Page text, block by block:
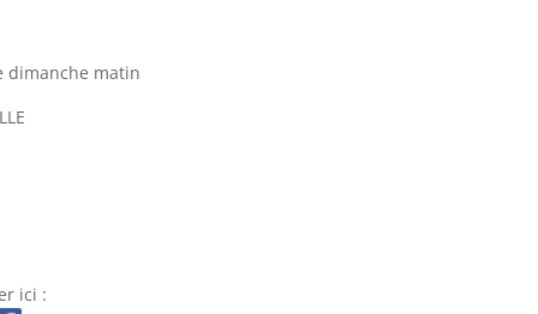
dimanche matin
ici :